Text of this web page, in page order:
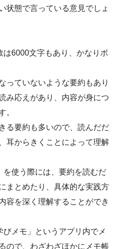
状態で言っている意見でしょ
6000文字もあり、かなりボ
っていないような要約もあり
み応えがあり、内容が身につ
。
る要約も多いので、読んだだ
耳からきくことによって理解
を使う際には、要約を読むだ
まとめたり、具体的な実践方
容を深く理解することができ
メモ」というアプリ内でメ
ので、わざわざほかにメモ帳